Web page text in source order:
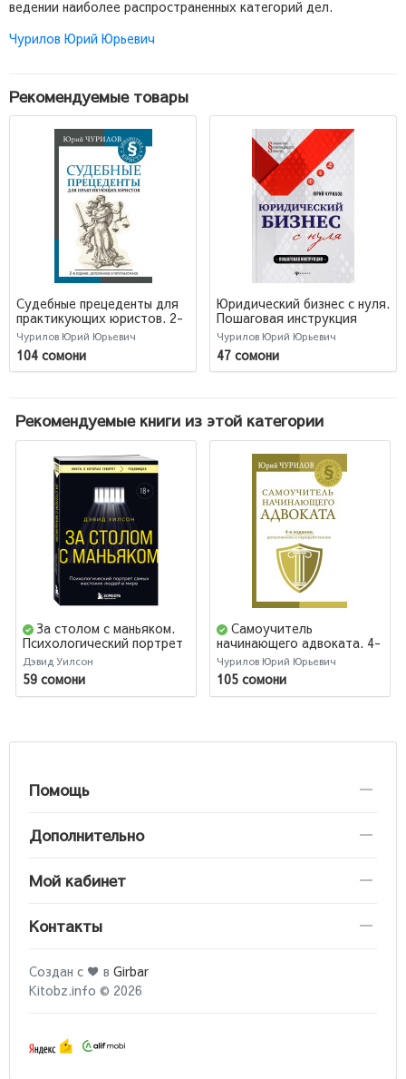
ведении наиболее распространенных категорий дел.
Чурилов Юрий Юрьевич
Рекомендуемые товары
Судебные прецеденты для
практикующих юристов. 2-
е издание, дополненное и
переработанное.
Чурилов Юрий Юрьевич
104 сомони
Юридический бизнес с нуля.
Пошаговая инструкция
(Для юристов)
Чурилов Юрий Юрьевич
47 сомони
Рекомендуемые книги из этой категории
За столом с маньяком.
Психологический портрет
самых жестоких людей в
мире
Дэвид Уилсон
59 сомони
Самоучитель
начинающего адвоката. 4-
е издание, дополненное и
переработанное
Чурилов Юрий Юрьевич
105 сомони
Помощь
Дополнительно
Мой кабинет
Контакты
Создан с ♥ в Girbar
Kitobz.info © 2026